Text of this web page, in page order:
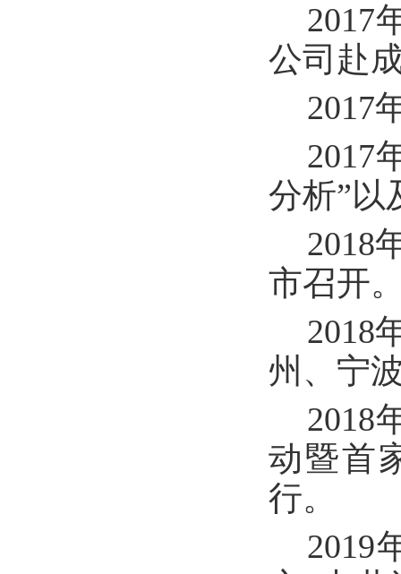
2017
公司赴
2017
2017
分析”以
2018
市召开
2018
州、宁
2018
动暨首
行。
2019